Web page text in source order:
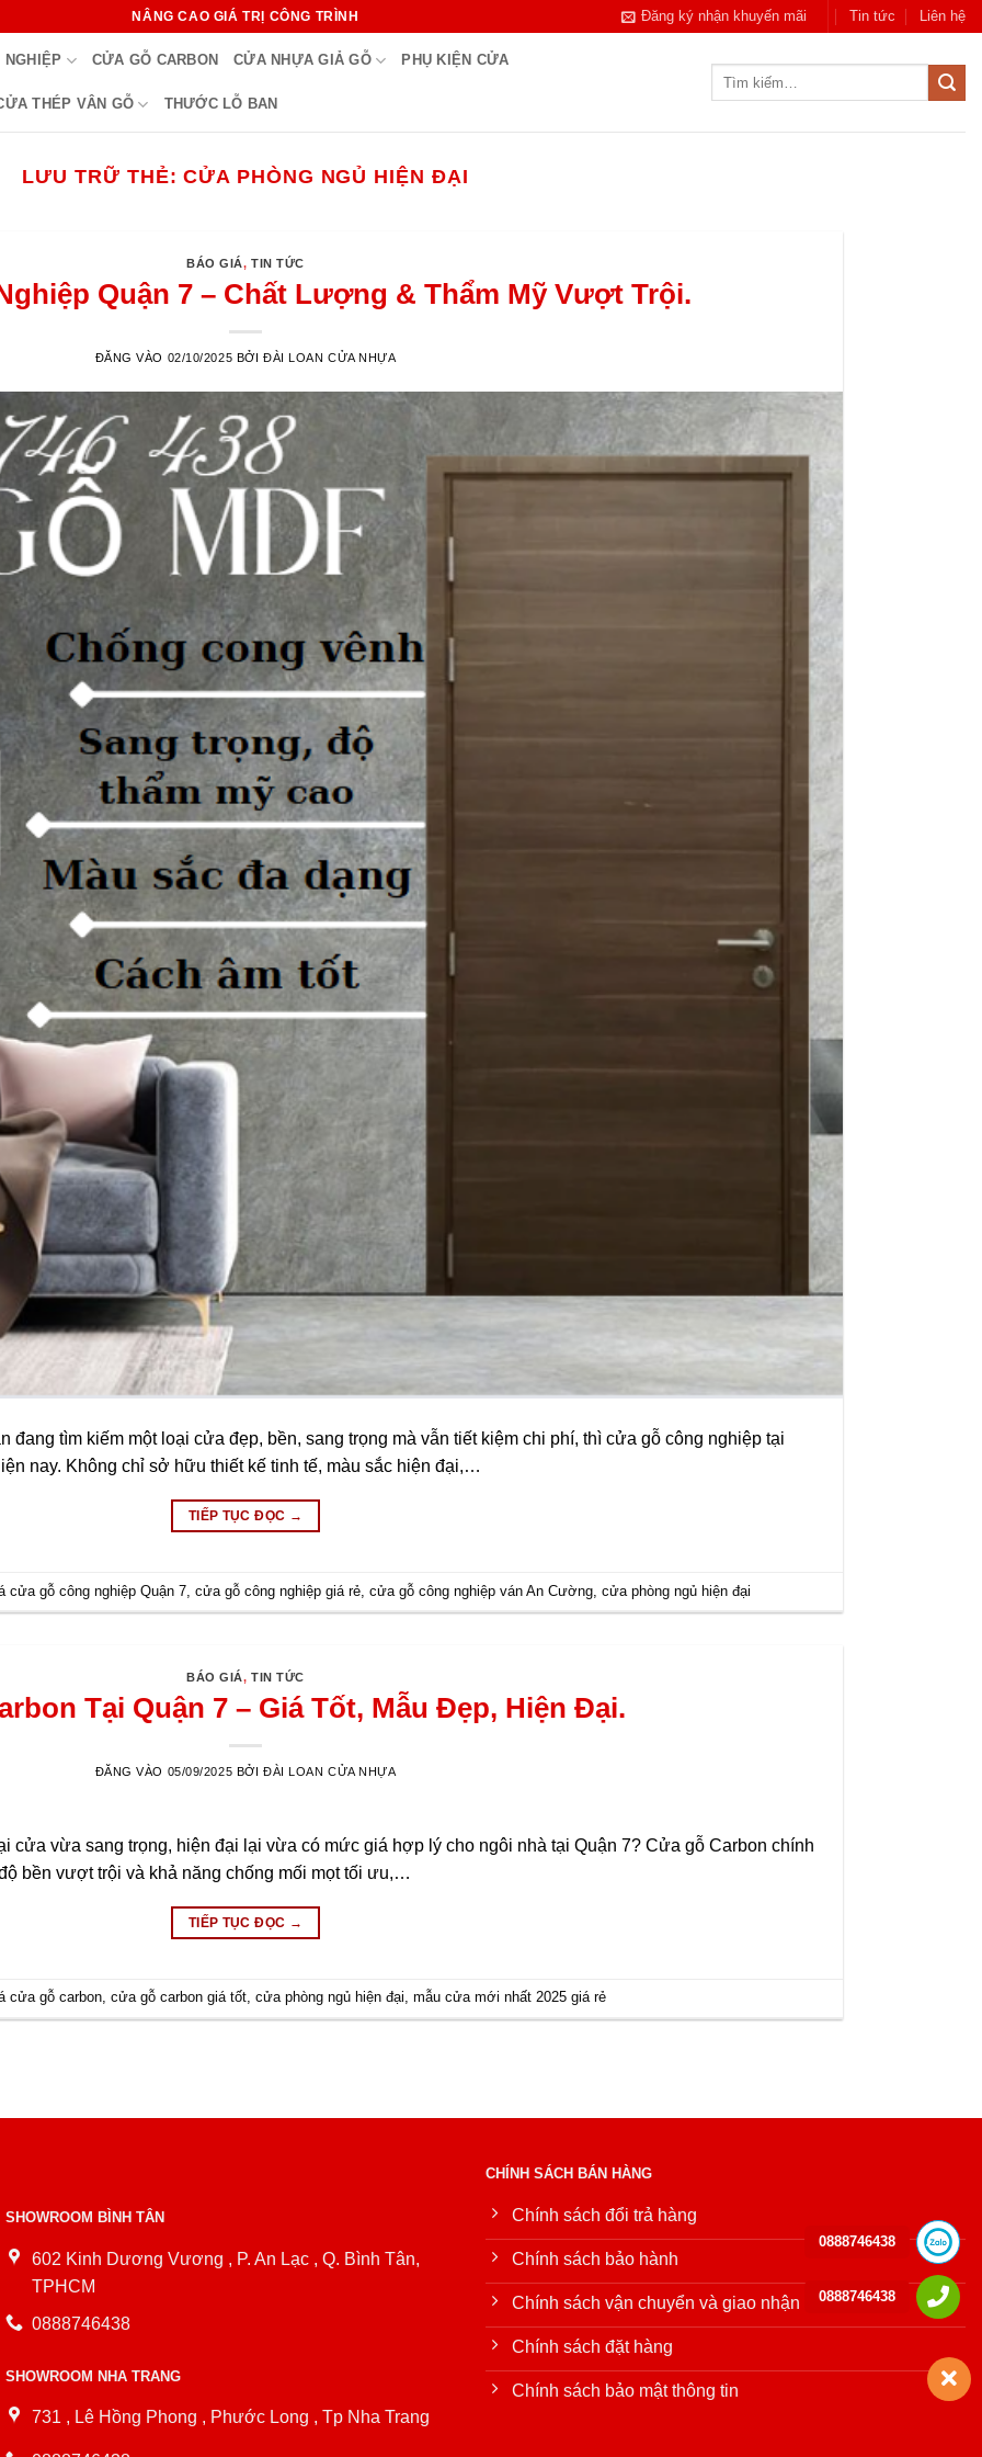
NÂNG CAO GIÁ TRỊ CÔNG TRÌNH Đăng ký nhận khuyến mãi Tin tức Liên hệ
NGHIỆP CỬA GỖ CARBON CỬA NHỰA GIẢ GỖ PHỤ KIỆN CỬA
THÉP VÂN GỖ THƯỚC LỖ BAN
LƯU TRỮ THẺ:CỬA PHÒNG NGỦ HIỆN ĐẠI
BÁO GIÁ,TIN TỨC
Quận 7 – Chất Lượng & Thẩm Mỹ Vượt Trội.
ĐĂNG VÀO 02/10/2025 BỞI ĐÀI LOAN CỬA NHỰA
đang tìm kiếm một loại cửa đẹp, bền, sang trọng mà vẫn tiết kiệm chi phí, thì cửa gỗ công nghiệp tại
nay. Không chỉ sở hữu thiết kế tinh tế, màu sắc hiện đại,…
TIẾP TỤC ĐỌC →
cửa gỗ công nghiệp Quận 7 ,cửa gỗ công nghiệp giá rẻ ,cửa gỗ công nghiệp ván An Cường ,cửa phòng ngủ hiện đại
BÁO GIÁ,TIN TỨC
Tại Quận 7 – Giá Tốt, Mẫu Đẹp, Hiện Đại.
ĐĂNG VÀO 05/09/2025 BỞI ĐÀI LOAN CỬA NHỰA
cửa vừa sang trọng, hiện đại lại vừa có mức giá hợp lý cho ngôi nhà tại Quận 7? Cửa gỗ Carbon chính
bền vượt trội và khả năng chống mối mọt tối ưu,…
TIẾP TỤC ĐỌC →
cửa gỗ carbon,cửa gỗ carbon giá tốt,cửa phòng ngủ hiện đại,mẫu cửa mới nhất 2025 giá rẻ
SHOWROOM BÌNH TÂN
602 Kinh Dương Vương , P. An Lạc , Q. Bình Tân,
TPHCM
0888746438
SHOWROOM NHA TRANG
731 , Lê Hồng Phong , Phước Long , Tp Nha Trang
CHÍNH SÁCH BÁN HÀNG
Chính sách đổi trả hàng
Chính sách bảo hành
Chính sách vận chuyển và giao nhận
Chính sách đặt hàng
Chính sách bảo mật thông tin
0888746438
0888746438